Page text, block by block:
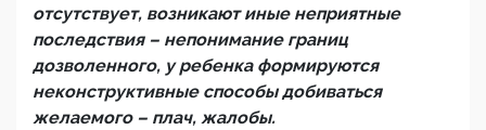
отсутствует, возникают иные неприятные
последствия – непонимание границ
дозволенного, у ребенка формируются
неконструктивные способы добиваться
желаемого – плач, жалобы.